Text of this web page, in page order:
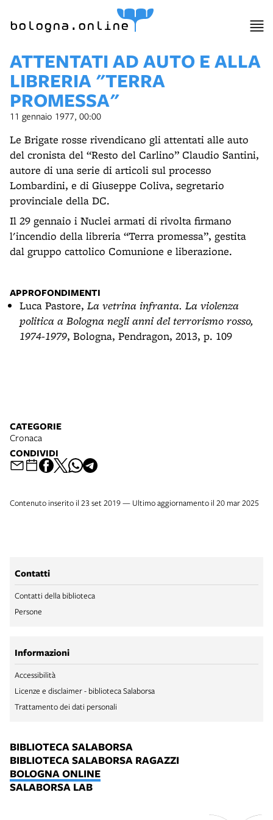
bologna.online
ATTENTATI AD AUTO E ALLA
LIBRERIA "TERRA
PROMESSA"
11 gennaio 1977, 00:00
Le Brigate rosse rivendicano gli attentati alle auto
del cronista del “Resto del Carlino” Claudio Santini,
autore di una serie di articoli sul processo
Lombardini, e di Giuseppe Coliva, segretario
provinciale della DC.
Il 29 gennaio i Nuclei armati di rivolta firmano
l'incendio della libreria “Terra promessa”, gestita
dal gruppo cattolico Comunione e liberazione.
APPROFONDIMENTI
Luca Pastore, La vetrina infranta. La violenza
politica a Bologna negli anni del terrorismo rosso,
1974-1979, Bologna, Pendragon, 2013, p. 109
CATEGORIE
Cronaca
CONDIVIDI
Contenuto inserito il 23 set 2019 — Ultimo aggiornamento il 20 mar 2025
Contatti
Contatti della biblioteca
Persone
Informazioni
Accessibilità
Licenze e disclaimer - biblioteca Salaborsa
Trattamento dei dati personali
BIBLIOTECA SALABORSA
BIBLIOTECA SALABORSA RAGAZZI
BOLOGNA ONLINE
SALABORSA LAB